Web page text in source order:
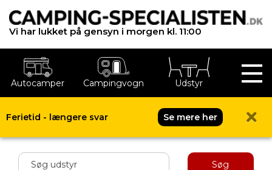
Vi har lukket på gensyn i morgen kl. 11:00
Autocamper Campingvogn Udstyr
Ferietid - længere svar
Se mere her
Søg